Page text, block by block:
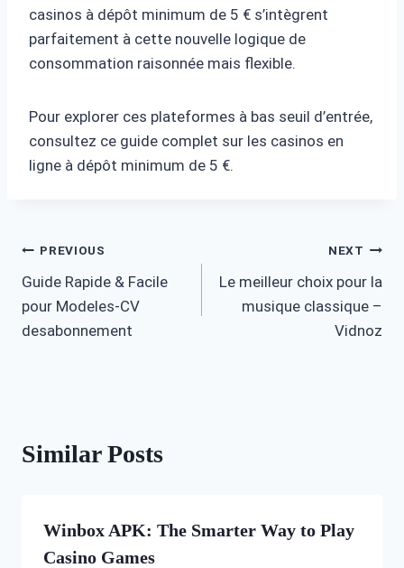
casinos à dépôt minimum de 5 € s’intègrent
parfaitement à cette nouvelle logique de
consommation raisonnée mais flexible.
Pour explorer ces plateformes à bas seuil d’entrée,
consultez ce guide complet sur les casinos en
ligne à dépôt minimum de 5 €.
Post
navigation
PREVIOUS
Guide Rapide & Facile
pour Modeles-CV
desabonnement
NEXT
Le meilleur choix pour la
musique classique –
Vidnoz
Similar Posts
Winbox APK: The Smarter Way to Play
Casino Games